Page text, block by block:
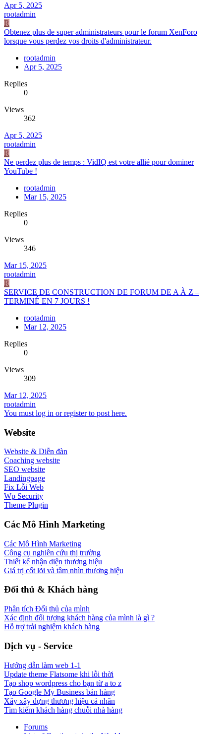
Apr 5, 2025
rootadmin
R
Obtenez plus de super administrateurs pour le forum XenForo
lorsque vous perdez vos droits d'administrateur.
rootadmin
Apr 5, 2025
Replies
0
Views
362
Apr 5, 2025
rootadmin
R
Ne perdez plus de temps : VidIQ est votre allié pour dominer
YouTube !
rootadmin
Mar 15, 2025
Replies
0
Views
346
Mar 15, 2025
rootadmin
R
SERVICE DE CONSTRUCTION DE FORUM DE A À Z –
TERMINÉ EN 7 JOURS !
rootadmin
Mar 12, 2025
Replies
0
Views
309
Mar 12, 2025
rootadmin
You must log in or register to post here.
Website
Website & Diễn đàn
Coaching website
SEO website
Landingpage
Fix Lỗi Web
Wp Security
Theme Plugin
Các Mô Hình Marketing
Các Mô Hình Marketing
Công cụ nghiên cứu thị trường
Thiết kế nhận diện thương hiệu
Giá trị cốt lõi và tầm nhìn thương hiệu
Đối thủ & Khách hàng
Phân tích Đối thủ của mình
Xác định đối tượng khách hàng của mình là gì ?
Hỗ trợ trải nghiệm khách hàng
Dịch vụ - Service
Hướng dẫn làm web 1-1
Update theme Flatsome khi lỗi thời
Tạo shop wordpress cho bạn từ a to z
Tạo Google My Business bán hàng
Xây xây dựng thương hiệu cá nhân
Tìm kiếm khách hàng chuỗi nhà hàng
Forums